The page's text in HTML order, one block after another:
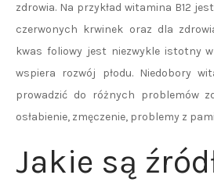
zdrowia. Na przykład witamina B12
czerwonych krwinek oraz dla
kwas foliowy jest niezwykle istotny
wspiera rozwój płodu. Niedobory
prowadzić do różnych problemów
osłabienie, zmęczenie, problemy z
Jakie są